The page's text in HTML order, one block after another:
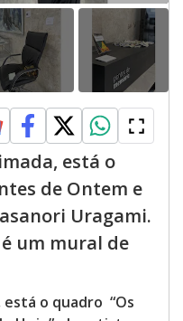
está o
de Ontem e
Uragami.
um mural de
está o quadro “Os